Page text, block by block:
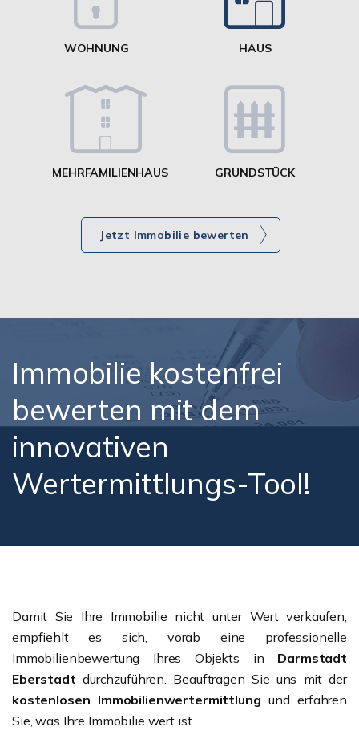
WOHNUNG HAUS
MEHRFAMILIENHAUS GRUNDSTÜCK
Jetzt Immobilie bewerten
Immobilie kostenfrei
bewerten mit dem
innovativen
Wertermittlungs-Tool!
Damit Sie Ihre Immobilie nicht unter Wert verkaufen,
empfiehlt es sich, vorab eine professionelle
Immobilienbewertung Ihres Objekts in Darmstadt
Eberstadt durchzuführen. Beauftragen Sie uns mit der
kostenlosen Immobilienwertermittlung und erfahren
Sie, was Ihre Immobilie wert ist.